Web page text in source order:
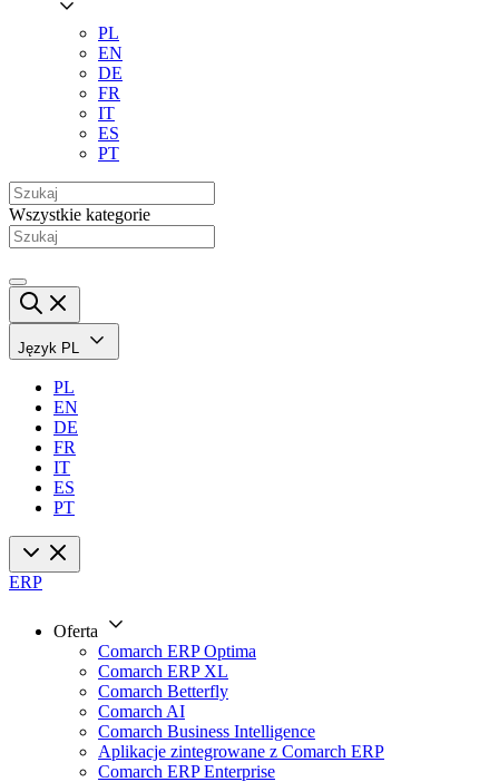
PL
EN
DE
FR
IT
ES
PT
Wszystkie kategorie
Język PL
PL
EN
DE
FR
IT
ES
PT
ERP
Oferta
Comarch ERP Optima
Comarch ERP XL
Comarch Betterfly
Comarch AI
Comarch Business Intelligence
Aplikacje zintegrowane z Comarch ERP
Comarch ERP Enterprise